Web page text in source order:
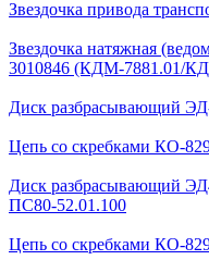
Звездочка привода
Звездочка натяжная
3010846 (КДМ-7881.01/
Диск разбрасывающий
Цепь со скребками КО-
Диск разбрасывающий
ПС80-52.01.100
Цепь со скребками КО-